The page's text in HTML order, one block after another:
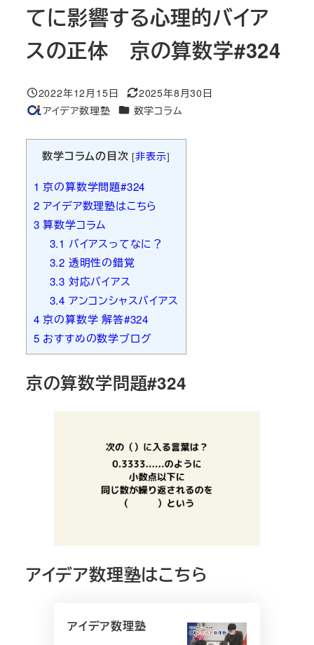
てに影響する心理的バイア
スの正体 京の算数学#324
投稿日
2022年12月15日
更新日
2025年8月30日
著
アイデア数理塾 カテゴリー
数学コラム
数学コラムの目次 [非表示]
1 京の算数学問題#324
2 アイデア数理塾はこちら
3 算数学コラム
3.1 バイアスってなに？
3.2 透明性の錯覚
3.3 対応バイアス
3.4 アンコンシャスバイアス
4 京の算数学 解答#324
5 おすすめの数学ブログ
京の算数学問題#324
アイデア数理塾はこちら
アイデア数理塾